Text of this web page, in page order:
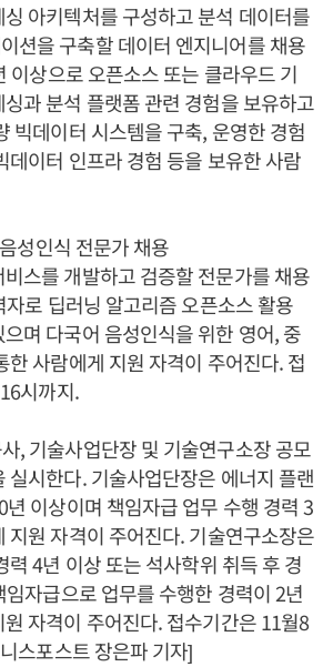
아키텍처를 구성하고 분석 데이터를
션을 구축할 데이터 엔지니어를 채용
이상으로 오픈소스 또는 클라우드 기
과 분석 플랫폼 관련 경험을 보유하고
빅데이터 시스템을 구축, 운영한 경험
데이터 인프라 경험 등을 보유한 사람
성인식 전문가 채용
스를 개발하고 검증할 전문가를 채용
로 딥러닝 알고리즘 오픈소스 활용
며 다국어 음성인식을 위한 영어, 중
한 사람에게 지원 자격이 주어진다. 접
시까지.
, 기술사업단장 및 기술연구소장 공모
실시한다. 기술사업단장은 에너지 플랜
이상이며 책임자급 업무 수행 경력 3
지원 자격이 주어진다. 기술연구소장은
력 4년 이상 또는 석사학위 취득 후 경
자급으로 업무를 수행한 경력이 2년
자격이 주어진다. 접수기간은 11월8
스포스트 장은파 기자]